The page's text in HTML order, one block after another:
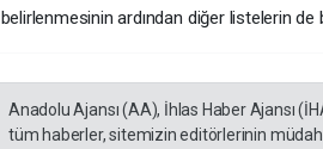
belirlenmesinin ardından diğer listelerin
Anadolu Ajansı (AA), İhlas Haber Ajansı
tüm haberler, sitemizin editörlerinin